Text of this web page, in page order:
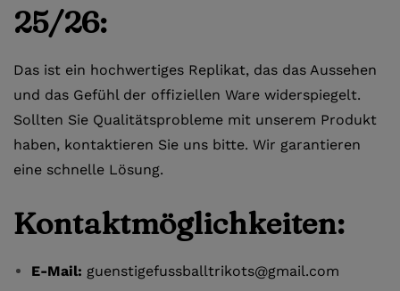
25/26:
Das ist ein hochwertiges Replikat, das das Aussehen
und das Gefühl der offiziellen Ware widerspiegelt.
Sollten Sie Qualitätsprobleme mit unserem Produkt
haben, kontaktieren Sie uns bitte. Wir garantieren
eine schnelle Lösung.
Kontaktmöglichkeiten:
E-Mail: guenstigefussballtrikots@gmail.com